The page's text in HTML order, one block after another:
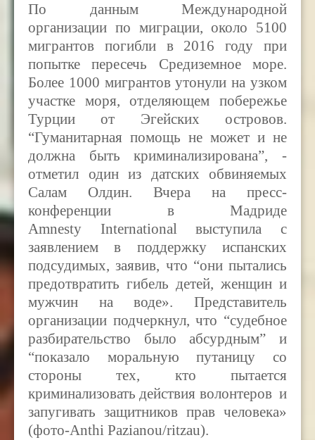
По данным Международной
организации по миграции, около 5100
мигрантов погибли в 2016 году при
попытке пересечь Средиземное море.
Более 1000 мигрантов утонули на узком
участке моря, отделяющем побережье
Турции от Эгейских островов.
“Гуманитарная помощь не может и не
должна быть криминализирована”, -
отметил один из датских обвиняемых
Салам Олдин. Вчера на пресс-
конференции в Мадриде
Amnesty International выступила с
заявлением в поддержку испанских
подсудимых, заявив, что “они пытались
предотвратить гибель детей, женщин и
мужчин на воде». Представитель
организации подчеркнул, что “судебное
разбирательство было абсурдным” и
“показало моральную путаницу со
стороны тех, кто пытается
криминализовать действия волонтеров и
запугивать защитников прав человека»
(фото-Anthi Pazianou/ritzau).